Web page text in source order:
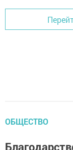
ОБЩЕСТВО